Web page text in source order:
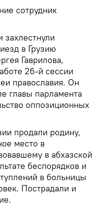
сотрудник
в Грузию
Гаврилова,
26-й сессии
православия. Он
главы парламента
оппозиционных
продали родину,
место в
в абхазской
беспорядков и
в больницы
Пострадали и